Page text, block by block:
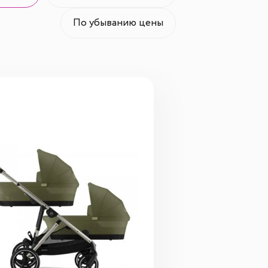
По убыванию цены